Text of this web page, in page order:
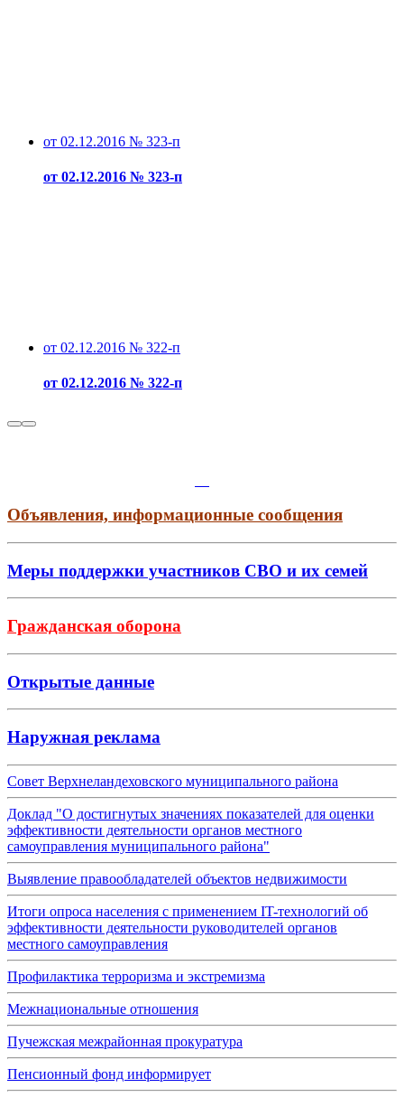
от 02.12.2016 № 323-п
от 02.12.2016 № 323-п
от 02.12.2016 № 322-п
от 02.12.2016 № 322-п
Объявления, информационные сообщения
Меры поддержки участников СВО и их семей
Гражданская оборона
Открытые данные
Наружная реклама
Совет Верхнеландеховского муниципального района
Доклад "О достигнутых значениях показателей для оценки
эффективности деятельности органов местного
самоуправления муниципального района"
Выявление правообладателей объектов недвижимости
Итоги опроса населения с применением IT-технологий об
эффективности деятельности руководителей органов
местного самоуправления
Профилактика терроризма и экстремизма
Межнациональные отношения
Пучежская межрайонная прокуратура
Пенсионный фонд информирует